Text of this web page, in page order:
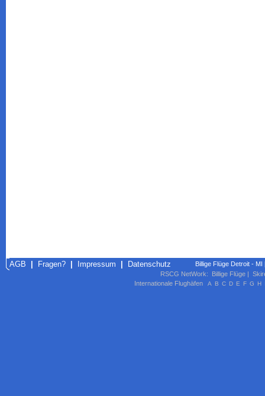
AGB Fragen? Impressum Datenschutz
Billige Flüge Detroit -
RSCG NetWork: Billige Flüge |
Internationale Flughäfen
A B C D E F G H